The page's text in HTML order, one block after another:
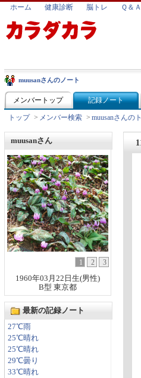
ホーム 健康診断 脳トレ Ｑ＆Ａ
muusanさんのノート
メンバートップ 記録ノート
トップ > メンバー検索 > muusanさんの
muusanさん
1 2
3
1960年03月22日生(男性)
B型 東京都
最新の記録ノート
27℃雨
25℃晴れ
25℃晴れ
29℃曇り
33℃晴れ